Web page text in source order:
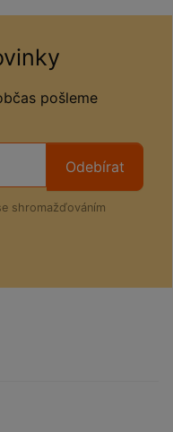
pošleme
Odebírat
shromažďováním